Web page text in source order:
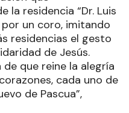
la residencia “Dr. Luis
un coro, imitando
residencias el gesto
de Jesús.
de que reine la alegría
cada uno de
de Pascua”,